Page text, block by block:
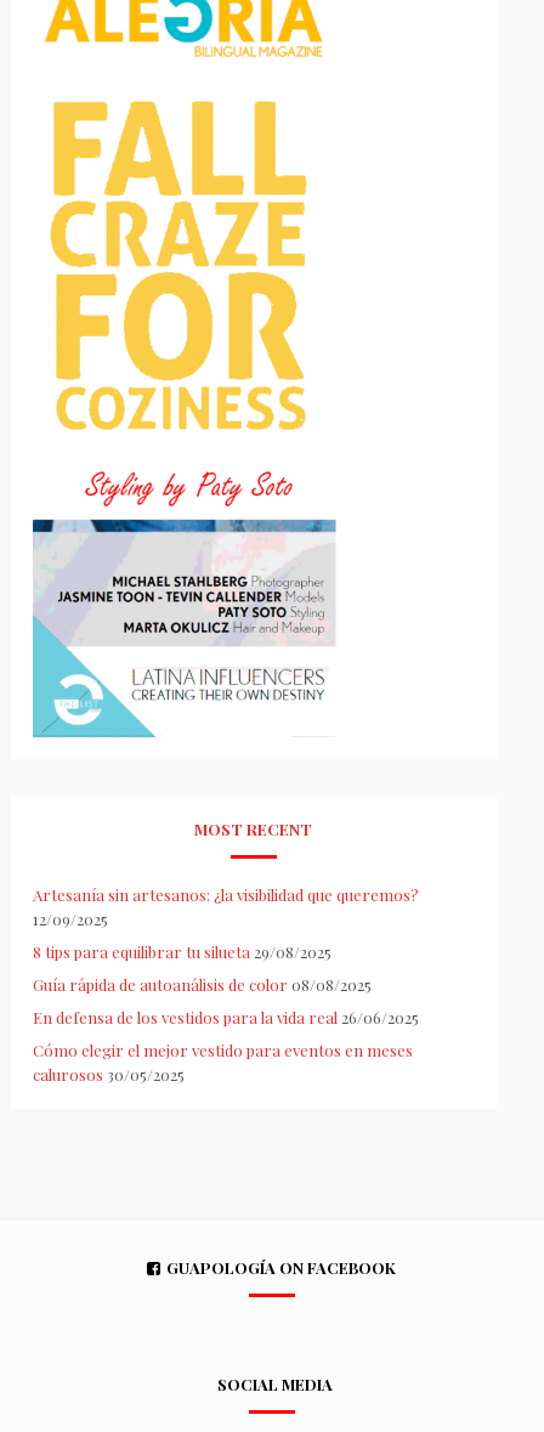
MOST RECENT
Artesanía sin artesanos: ¿la visibilidad que queremos?
12/09/2025
8 tips para equilibrar tu silueta 29/08/2025
Guía rápida de autoanálisis de color 08/08/2025
En defensa de los vestidos para la vida real 26/06/2025
Cómo elegir el mejor vestido para eventos en meses
calurosos 30/05/2025
GUAPOLOGÍA ON FACEBOOK
SOCIAL MEDIA